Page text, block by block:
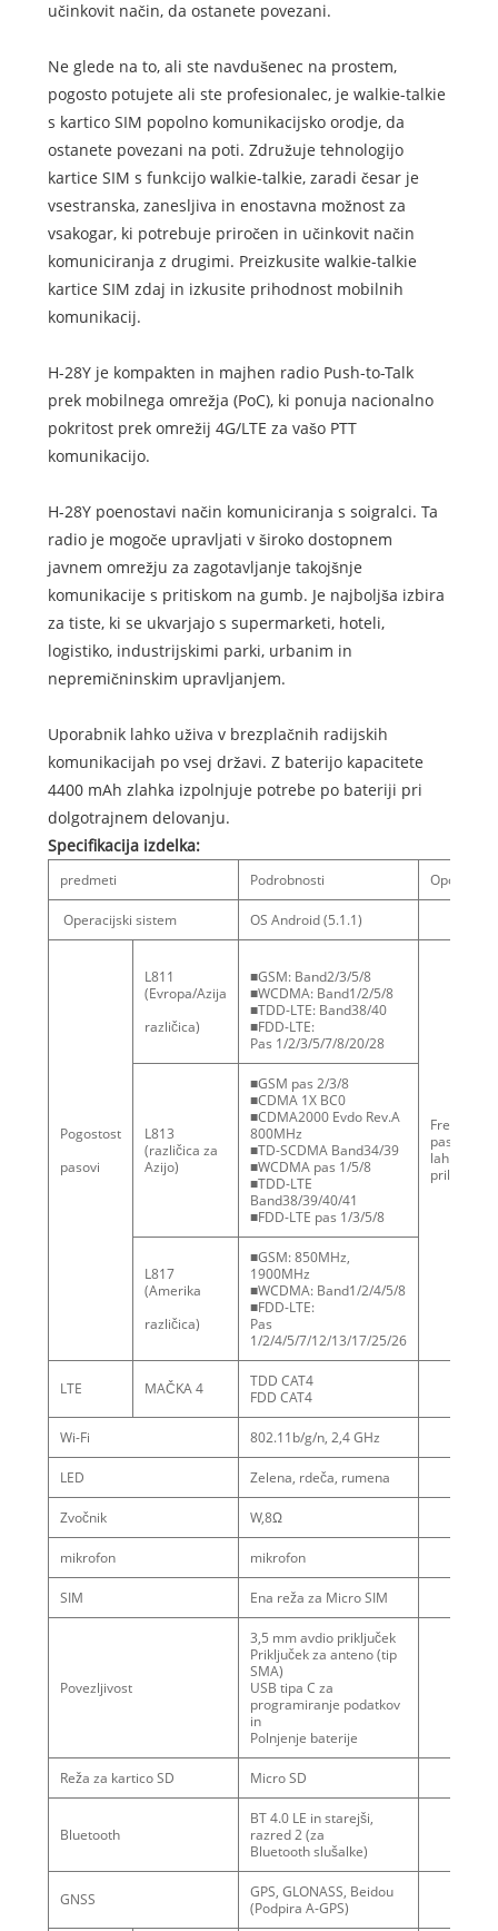
učinkovit način, da ostanete povezani.
Ne glede na to, ali ste navdušenec na prostem,
pogosto potujete ali ste profesionalec, je walkie-talkie
s kartico SIM popolno komunikacijsko orodje, da
ostanete povezani na poti. Združuje tehnologijo
kartice SIM s funkcijo walkie-talkie, zaradi česar je
vsestranska, zanesljiva in enostavna možnost za
vsakogar, ki potrebuje priročen in učinkovit način
komuniciranja z drugimi. Preizkusite walkie-talkie
kartice SIM zdaj in izkusite prihodnost mobilnih
komunikacij.
H-28Y je kompakten in majhen radio Push-to-Talk
prek mobilnega omrežja (PoC), ki ponuja nacionalno
pokritost prek omrežij 4G/LTE za vašo PTT
komunikacijo.
H-28Y poenostavi način komuniciranja s soigralci. Ta
radio je mogoče upravljati v široko dostopnem
javnem omrežju za zagotavljanje takojšnje
komunikacije s pritiskom na gumb. Je najboljša izbira
za tiste, ki se ukvarjajo s supermarketi, hoteli,
logistiko, industrijskimi parki, urbanim in
nepremičninskim upravljanjem.
Uporabnik lahko uživa v brezplačnih radijskih
komunikacijah po vsej državi. Z baterijo kapacitete
4400 mAh zlahka izpolnjuje potrebe po bateriji pri
dolgotrajnem delovanju.
Specifikacija izdelka:
predmeti Podrobnosti Opomba
Operacijski sistem OS Android (5.1.1)
Pogostost
pasovi
L811
(Evropa/Azija
različica)
■GSM: Band2/3/5/8
■WCDMA: Band1/2/5/8
■TDD-LTE: Band38/40
■FDD-LTE:
Pas 1/2/3/5/7/8/20/28
Frekvenčni
pasovi so
lahko
L813
(različica za
Azijo)
■GSM pas 2/3/8
■CDMA 1X BC0
■CDMA2000 Evdo Rev.A
800MHz
■TD-SCDMA Band34/39
■WCDMA pas 1/5/8
■TDD-LTE
Band38/39/40/41
■FDD-LTE pas 1/3/5/8
L817
(Amerika
različica)
■GSM: 850MHz,
1900MHz
■WCDMA: Band1/2/4/5/8
■FDD-LTE:
Pas
1/2/4/5/7/12/13/17/25/26
LTE MAČKA 4
TDD CAT4
FDD CAT4
Wi-Fi 802.11b/g/n, 2,4 GHz
LED Zelena, rdeča, rumena
Zvočnik W,8Ω
mikrofon mikrofon
SIM Ena reža za Micro SIM
Povezljivost
3,5 mm avdio priključek
Priključek za anteno (tip
SMA)
USB tipa C za
programiranje podatkov
in
Polnjenje baterije
Reža za kartico SD Micro SD
Bluetooth
BT 4.0 LE in starejši,
razred 2 (za
Bluetooth slušalke)
GNSS
GPS, GLONASS, Beidou
(Podpira A-GPS)